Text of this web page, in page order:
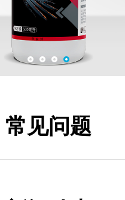
六夫丁亮玛
常见问题